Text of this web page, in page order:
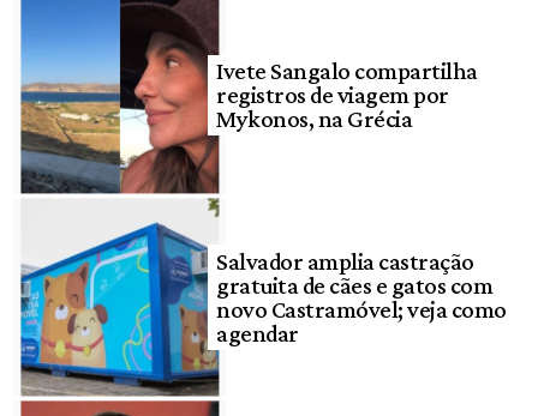
Ivete Sangalo compartilha
registros de viagem por
Mykonos, na Grécia
Salvador amplia castração
gratuita de cães e gatos com
novo Castramóvel; veja como
agendar